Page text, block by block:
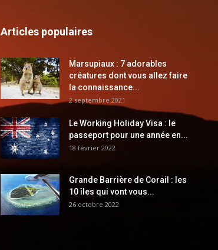
Articles populaires
Marsupiaux : 7 adorables
créatures dont vous allez faire
la connaissance...
2 septembre 2021
Le Working Holiday Visa : le
passeport pour une année en...
18 février 2022
Grande Barrière de Corail : les
10 îles qui vont vous...
26 octobre 2022